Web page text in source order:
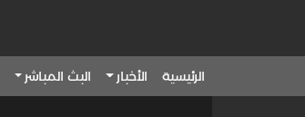
الرئيسية الأخبار البث المباشر